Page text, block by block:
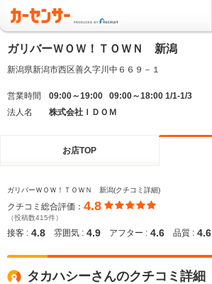
ガリバーＷＯＷ！ＴＯＷＮ 新潟
新潟県新潟市西区善久字川中６６９－１
営業時間
09:00～19:00 09:00～18:00 1/1-1/3
法人名
株式会社ＩＤＯＭ
お店TOP
ガリバーＷＯＷ！ＴＯＷＮ 新潟(クチコミ詳細)
クチコミ総合評価： 4.8
（投稿数415件）
接客 : 4.8 雰囲気 : 4.9 アフター : 4.6 品質 : 4.6
タカハシーさんのクチコミ詳細